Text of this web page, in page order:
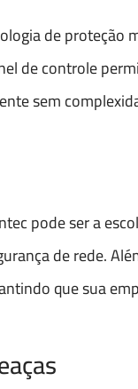
de proteção
de controle
sem
pode ser a
de rede.
que sua